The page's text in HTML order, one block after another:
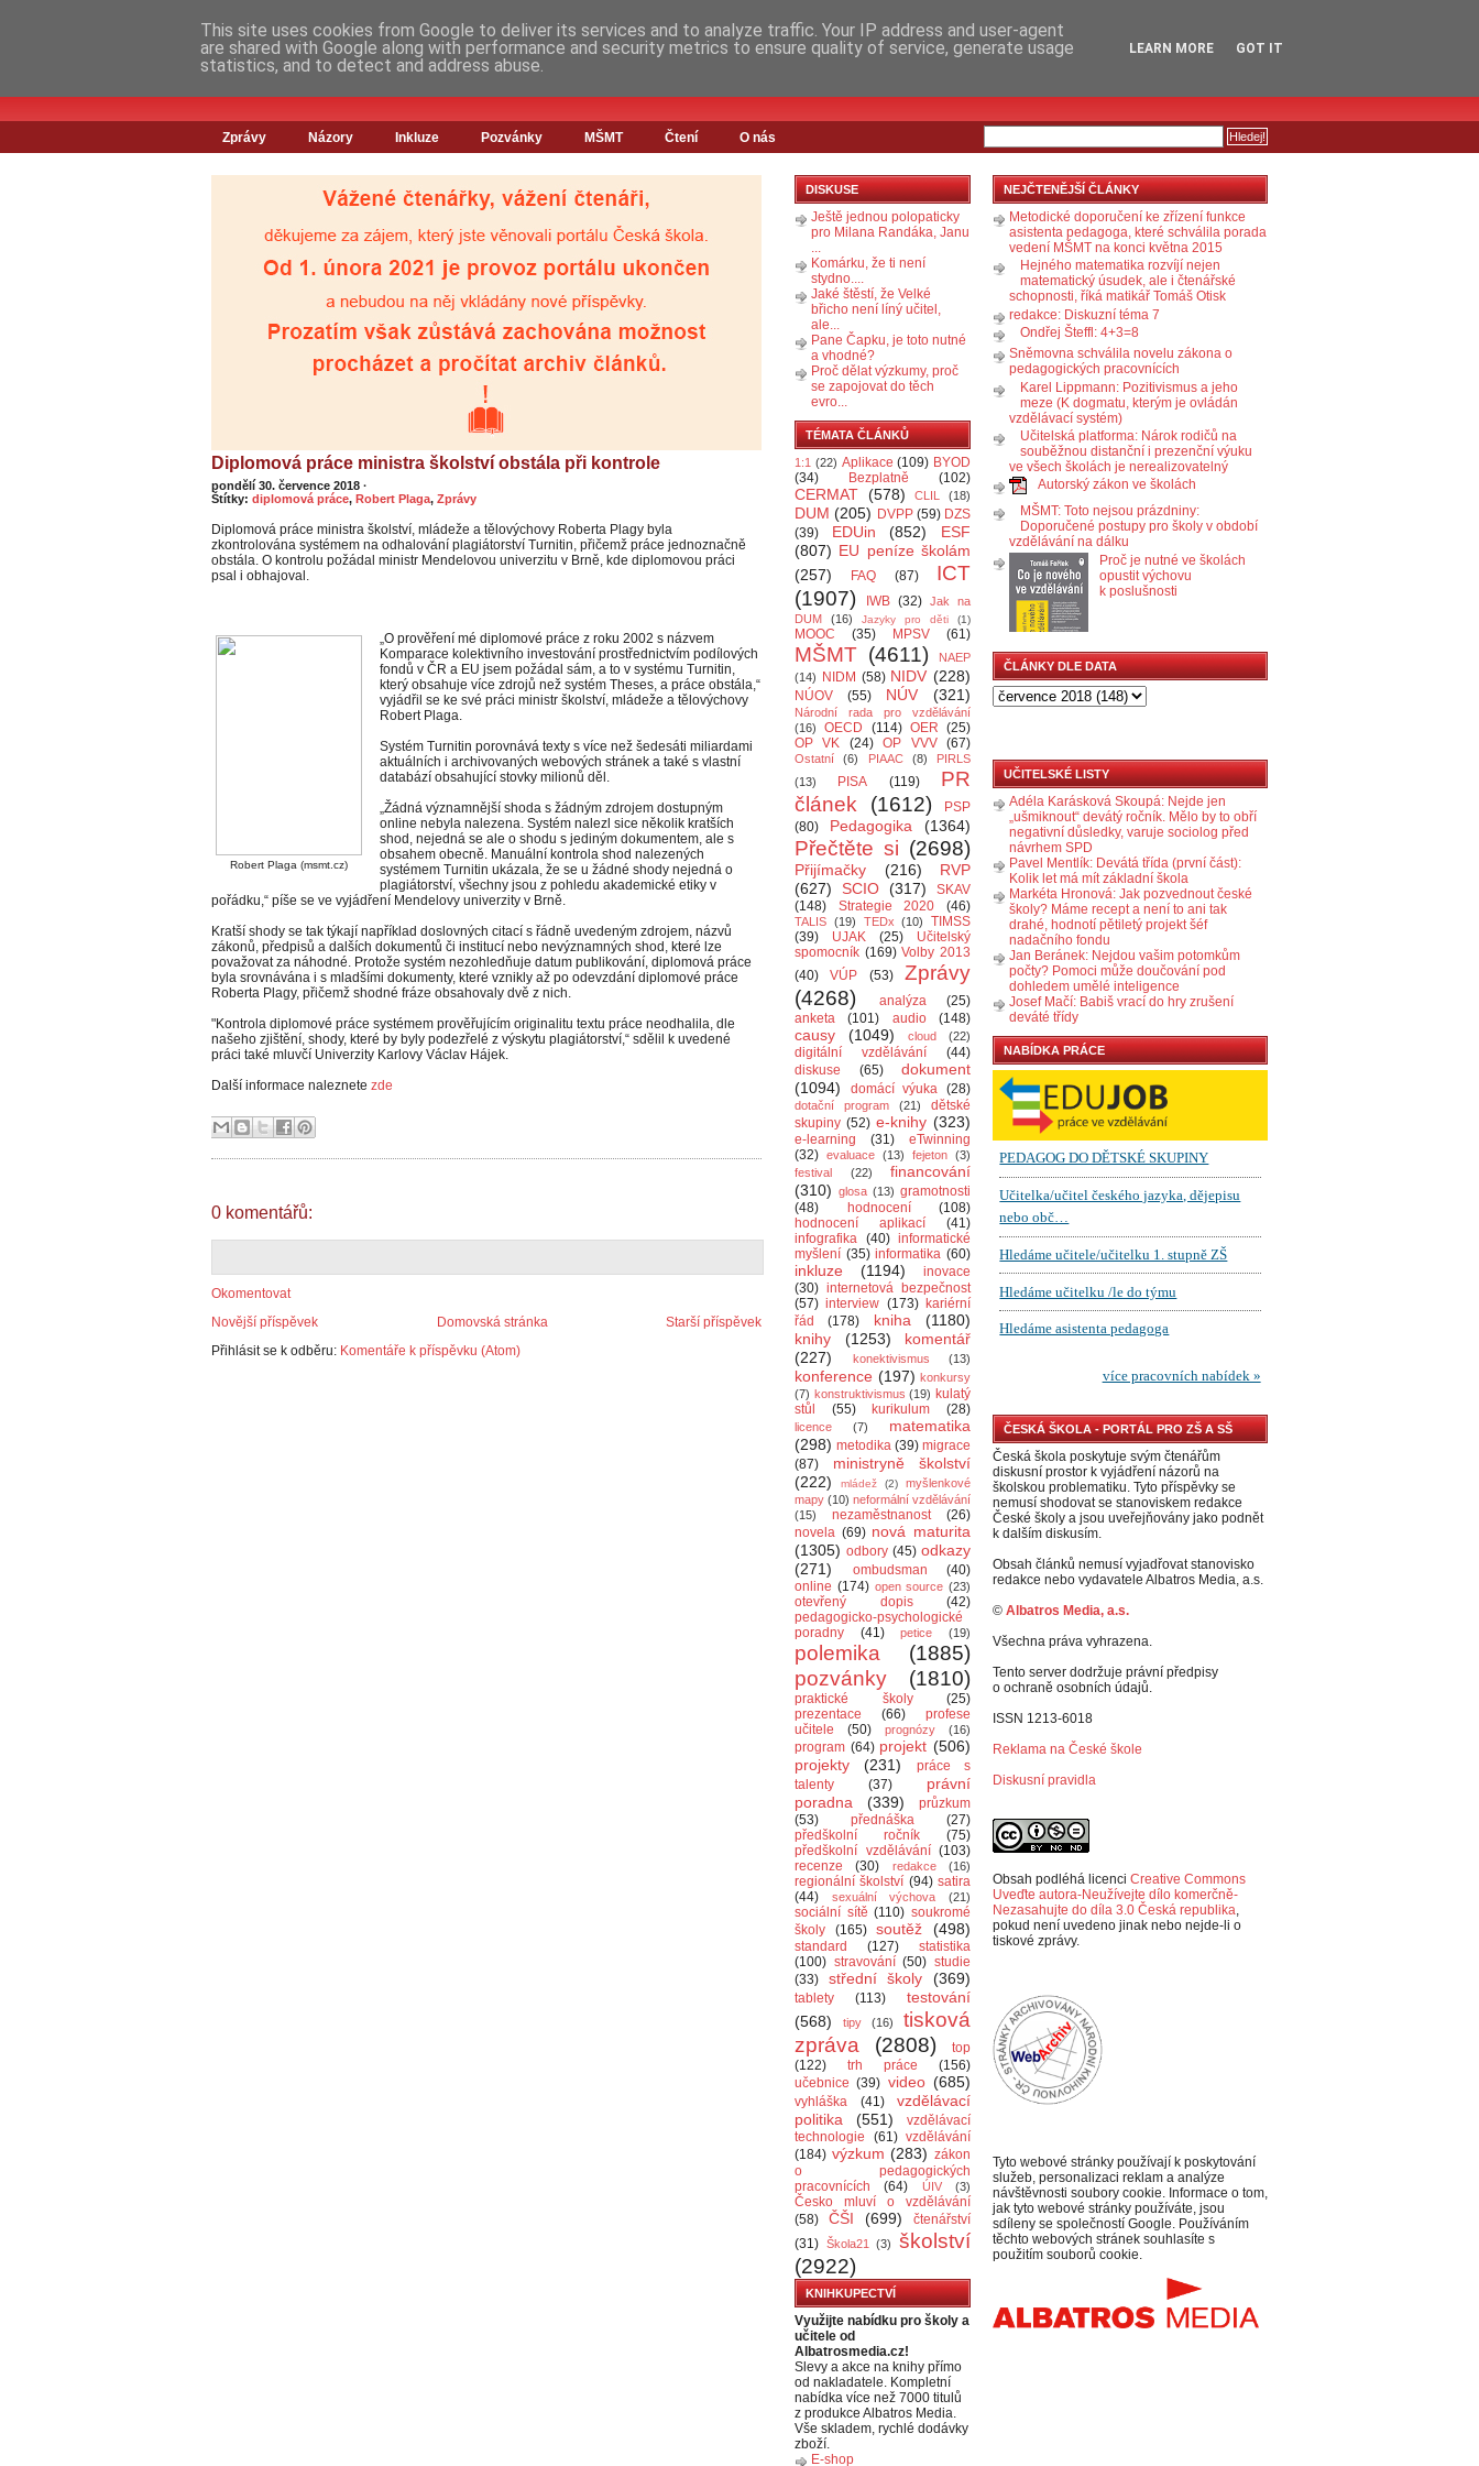
Zprávy Názory Inkluze Pozvánky MŠMT Čtení O nás
Diplomová práce ministra školství obstála při kontrole
pondělí 30. července 2018 ·
Štítky: diplomová práce, Robert Plaga, Zprávy
Diplomová práce ministra školství, mládeže a tělovýchovy Roberta Plagy byla
zkontrolována systémem na odhalování plagiátorství Turnitin, přičemž práce jednoznačně
obstála. O kontrolu požádal ministr Mendelovou univerzitu v Brně, kde diplomovou práci
psal i obhajoval.
Robert Plaga (msmt.cz)
„O prověření mé diplomové práce z roku 2002 s názvem
Komparace kolektivního investování prostřednictvím podílových
fondů v ČR a EU jsem požádal sám, a to v systému Turnitin,
který obsahuje více zdrojů než systém Theses, a práce obstála,“
vyjádřil se ke své práci ministr školství, mládeže a tělovýchovy
Robert Plaga.
Systém Turnitin porovnává texty s více než šedesáti miliardami
aktuálních i archivovaných webových stránek a také s vlastní
databází obsahující stovky milionů děl.
„Žádná významnější shoda s žádným zdrojem dostupným
online nebyla nalezena. Systém nalezl sice několik kratších
shod, nejedná se ale o shodu s jediným dokumentem, ale s
obsahem obecně. Manuální kontrola shod nalezených
systémem Turnitin ukázala, že se u žádné shody nejedná o
plagiátorství, všechny jsou z pohledu akademické etiky v
pořádku,“ píše se ve vyjádření Mendelovy univerzity v Brně.
Kratší shody se tak týkají například doslovných citací s řádně uvedeným zdrojem, názvů
zákonů, předpisů a dalších dokumentů či institucí nebo nevýznamných shod, které lze
považovat za náhodné. Protože systém nezohledňuje datum publikování, diplomová práce
byla srovnávána i s mladšími dokumenty, které vznikly až po odevzdání diplomové práce
Roberta Plagy, přičemž shodné fráze obsahovaly dvě z nich.
"Kontrola diplomové práce systémem prověřujícím originalitu textu práce neodhalila, dle
našeho zjištění, shody, které by byly podezřelé z výskytu plagiátorství,“ sdělil k uvedené
práci také mluvčí Univerzity Karlovy Václav Hájek.
Další informace naleznete zde
0 komentářů:
Okomentovat
Novější příspěvek
Starší příspěvek
Domovská stránka
Přihlásit se k odběru: Komentáře k příspěvku (Atom)
DISKUSE
Ještě jednou polopaticky
pro Milana Randáka, Janu
...
Komárku, že ti není
stydno....
Jaké štěstí, že Velké
břicho není líný učitel,
ale...
Pane Čapku, je toto nutné
a vhodné?
Proč dělat výzkumy, proč
se zapojovat do těch
evro...
TÉMATA ČLÁNKŮ
1:1 (22) Aplikace (109) BYOD
(34)
Bezplatně (102)
CERMAT (578) CLIL (18)
DUM (205) DVPP (59) DZS
(39)
EDUin (852)
ESF
(807) EU peníze školám
(257)
FAQ (87)
ICT
(1907)
IWB (32) Jak na
DUM
(16) Jazyky pro děti (1)
MOOC (35) MPSV (61)
MŠMT (4611)
NAEP
(14)
NIDM (58) NIDV (228)
NÚOV (55) NÚV (321)
Národní rada pro vzdělávání
(16)
OECD (114) OER (25)
OP VK
(24) OP VVV (67)
Ostatní (6) PIAAC (8)
PIRLS
(13)
PISA (119)
PR
článek
(1612)
PSP
(80)
Pedagogika (1364)
Přečtěte si (2698)
Přijímačky (216)
RVP
(627)
SCIO (317)
SKAV
(148)
Strategie 2020 (46)
TALIS (19) TEDx (10)
TIMSS
(39)
UJAK (25)
Učitelský
spomocník (169) Volby 2013
(40)
VÚP (53)
Zprávy
(4268)
analýza
(25)
anketa
(101) audio (148)
causy (1049) cloud (22)
digitální vzdělávání
(44)
diskuse
(65)
dokument
(1094)
domácí výuka (28)
dotační program (21)
dětské
skupiny (52) e-knihy (323)
e-learning (31)
eTwinning
(32) evaluace (13) fejeton (3)
festival
(22)
financování
(310) glosa (13) gramotnosti
(48)
hodnocení
(108)
hodnocení aplikací
(41)
infografika (40) informatické
myšlení (35) informatika (60)
inkluze (1194)
inovace
(30) internetová bezpečnost
(57) interview (173) kariérní
řád
(178) kniha
(1180)
knihy
(1253)
komentář
(227)
konektivismus (13)
konference (197) konkursy
(7) konstruktivismus (19) kulatý
stůl
(55) kurikulum (28)
licence (7)
matematika
(298) metodika (39) migrace
(87)
ministryně školství
(222)
mládež (2)
myšlenkové
mapy (10) neformální vzdělávání
(15)
nezaměstnanost
(26)
novela (69) nová maturita
(1305) odbory (45) odkazy
(271)
ombudsman
(40)
online (174) open source (23)
otevřený dopis
(42)
pedagogicko-psychologické
poradny
(41) petice (19)
polemika
(1885)
pozvánky
(1810)
praktické školy
(25)
prezentace
(66)
profese
učitele
(50) prognózy (16)
program (64) projekt (506)
projekty
(231)
práce s
talenty
(37)
právní
poradna
(339)
průzkum
(53)
přednáška
(27)
předškolní ročník
(75)
předškolní vzdělávání (103)
recenze
(30) redakce (16)
regionální školství (94) satira
(44)
sexuální výchova (21)
sociální sítě (110) soukromé
školy
(165) soutěž (498)
standard (127)
statistika
(100) stravování (50) studie
(33)
střední školy (369)
tablety (113)
testování
(568)
tipy (16)
tisková
zpráva
(2808)
top
(122)
trh práce
(156)
učebnice (39) video (685)
vyhláška (41)
vzdělávací
politika
(551)
vzdělávací
technologie
(61) vzdělávání
(184) výzkum (283) zákon
o pedagogických
pracovnících
(64) ÚIV (3)
Česko mluví o vzdělávání
(58)
ČŠI (699)
čtenářství
(31) Škola21 (3)
školství
(2922)
KNIHKUPECTVÍ
Využijte nabídku pro školy a
učitele od
Albatrosmedia.cz!
Slevy a akce na knihy přímo
od nakladatele. Kompletní
nabídka více než 7000 titulů
z produkce Albatros Media.
Vše skladem, rychlé dodávky
zboží.
E-shop
NEJČTENĚJŠÍ ČLÁNKY
Metodické doporučení ke zřízení funkce
asistenta pedagoga, které schválila porada
vedení MŠMT na konci května 2015
Hejného matematika rozvíjí nejen
matematický úsudek, ale i čtenářské
schopnosti, říká matikář Tomáš Otisk
redakce: Diskuzní téma 7
Ondřej Šteffl: 4+3=8
Sněmovna schválila novelu zákona o
pedagogických pracovnících
Karel Lippmann: Pozitivismus a jeho
meze (K dogmatu, kterým je ovládán
vzdělávací systém)
Učitelská platforma: Nárok rodičů na
souběžnou distanční i prezenční výuku
ve všech školách je nerealizovatelný
Autorský zákon ve školách
MŠMT: Toto nejsou prázdniny:
Doporučené postupy pro školy v období
vzdělávání na dálku
Proč je nutné ve školách
opustit výchovu
k poslušnosti
ČLÁNKY DLE DATA
UČITELSKÉ LISTY
Adéla Karásková Skoupá: Nejde jen
„ušmiknout“ devátý ročník. Mělo by to obří
negativní důsledky, varuje sociolog před
návrhem SPD
Pavel Mentlík: Devátá třída (první část):
Kolik let má mít základní škola
Markéta Hronová: Jak pozvednout české
školy? Máme recept a není to ani tak
drahé, hodnotí pětiletý projekt šéf
nadačního fondu
Jan Beránek: Nejdou vašim potomkům
počty? Pomoci může doučování pod
dohledem umělé inteligence
Josef Mačí: Babiš vrací do hry zrušení
deváté třídy
NABÍDKA PRÁCE
ČESKÁ ŠKOLA - PORTÁL PRO ZŠ A SŠ
Česká škola poskytuje svým čtenářům
diskusní prostor k vyjádření názorů na
školskou problematiku. Tyto příspěvky se
nemusí shodovat se stanoviskem redakce
České školy a jsou uveřejňovány jako podnět
k dalším diskusím.
Obsah článků nemusí vyjadřovat stanovisko
redakce nebo vydavatele Albatros Media, a.s.
© Albatros Media, a.s.
Všechna práva vyhrazena.
Tento server dodržuje právní předpisy
o ochraně osobních údajů.
ISSN 1213-6018
Reklama na České škole
Diskusní pravidla
Obsah podléhá licenci Creative Commons
Uveďte autora-Neužívejte dílo komerčně-
Nezasahujte do díla 3.0 Česká republika
pokud není uvedeno jinak nebo nejde-li o
tiskové zprávy.
Tyto webové stránky používají k poskytování
služeb, personalizaci reklam a analýze
návštěvnosti soubory cookie. Informace o tom,
jak tyto webové stránky používáte, jsou
sdíleny se společností Google. Používáním
těchto webových stránek souhlasíte s
použitím souborů cookie.
This site uses cookies from Google to deliver its services and to analyze traffic. Your IP address and user-agent
are shared with Google along with performance and security metrics to ensure quality of service, generate usage
statistics, and to detect and address abuse.
LEARN MORE GOT IT